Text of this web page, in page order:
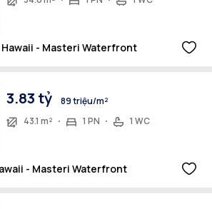
- Masteri Waterfront
3.83 tỷ
89 triệu/m²
43.1 m²
1 PN 1 WC
- Masteri Waterfront